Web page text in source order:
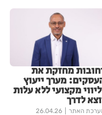
מחזקת את
מערך ייעוץ
מקצועי ללא עלות
לדרך
האתר 26.04.26